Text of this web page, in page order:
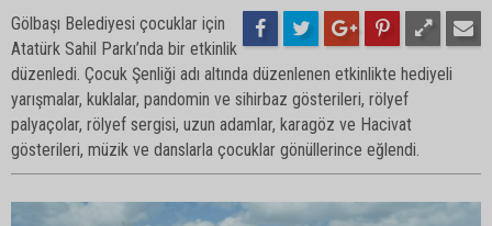
Gölbaşı Belediyesi çocuklar için
Atatürk Sahil Parkı’nda bir etkinlik
düzenledi. Çocuk Şenliği adı altında düzenlenen etkinlikte hediyeli
yarışmalar, kuklalar, pandomin ve sihirbaz gösterileri, rölyef
palyaçolar, rölyef sergisi, uzun adamlar, karagöz ve Hacivat
gösterileri, müzik ve danslarla çocuklar gönüllerince eğlendi.